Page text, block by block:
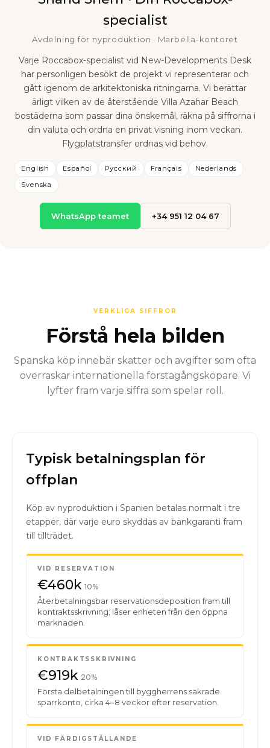
specialist
Avdelning för nyproduktion · Marbella-kontoret
Varje Roccabox-specialist vid New-Developments Desk
har personligen besökt de projekt vi representerar och
gått igenom de arkitektoniska ritningarna. Vi berättar
ärligt vilken av de återstående Villa Azahar Beach
bostäderna som passar dina önskemål, räkna på siffrorna i
din valuta och ordna en privat visning inom veckan.
Flygplatstransfer ordnas vid behov.
English Español Русский Français
Nederlands
Svenska
WhatsApp teamet +34 951 12 04 67
VERKLIGA SIFFROR
Förstå hela bilden
Spanska köp innebär skatter och avgifter som ofta
överraskar internationella förstagångsköpare. Vi
lyfter fram varje siffra som spelar roll.
Typisk betalningsplan för
offplan
Köp av nyproduktion i Spanien betalas normalt i tre
etapper, där varje euro skyddas av bankgaranti fram
till tillträdet.
VID RESERVATION
€460k 10%
Återbetalningsbar reservationsdeposition fram till
kontraktsskrivning; låser enheten från den öppna
marknaden.
KONTRAKTSSKRIVNING
€919k 20%
Första delbetalningen till byggherrens säkrade
spärrkonto, cirka 4–8 veckor efter reservation.
VID FÄRDIGSTÄLLANDE